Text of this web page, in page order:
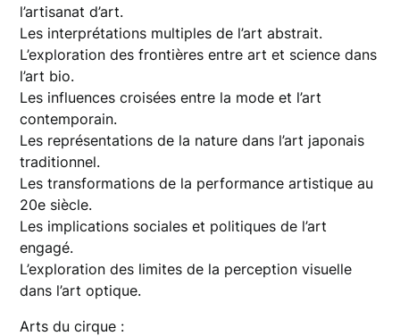
l’artisanat d’art.
Les interprétations multiples de l’art abstrait.
L’exploration des frontières entre art et science dans
l’art bio.
Les influences croisées entre la mode et l’art
contemporain.
Les représentations de la nature dans l’art japonais
traditionnel.
Les transformations de la performance artistique au
20e siècle.
Les implications sociales et politiques de l’art
engagé.
L’exploration des limites de la perception visuelle
dans l’art optique.
Arts du cirque :